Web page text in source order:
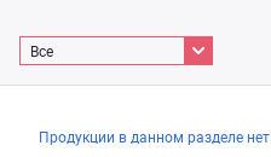
Все
Продукции в данном разделе нет